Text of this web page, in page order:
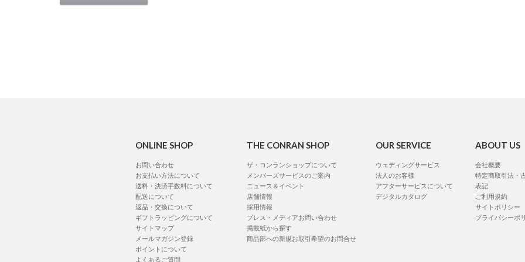
ONLINE SHOP
お問い合わせ
お支払い方法について
送料・決済手数料について
配送について
返品・交換について
ギフトラッピングについて
サイトマップ
メールマガジン登録
ポイントについて
よくあるご質問
THE CONRAN SHOP
ザ・コンランショップについて
メンバーズサービスのご案内
ニュース＆イベント
店舗情報
採用情報
プレス・メディアお問い合わせ
掲載紙から探す
商品部への新規お取引希望のお問合せ
OUR SERVICE
ウェディングサービス
法人のお客様
アフターサービスについて
デジタルカタログ
ABOUT US
会社概要
特定商取引法・
表記
ご利用規約
サイトポリシー
プライバシーポ